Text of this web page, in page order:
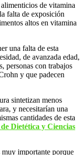
de vitamina
falta de exposición
altos en vitamina
una falta de esta
de avanzada edad,
personas con trabajos
y que padecen
sintetizan menos
y necesitarían una
cantidades de esta
Dietética y Ciencias
importante porque